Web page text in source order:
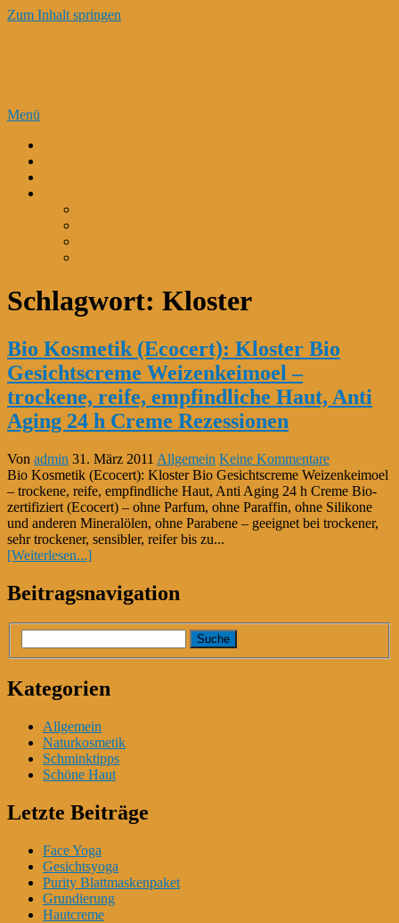
Zum Inhalt springen
Menü
Schlagwort: Kloster
Bio Kosmetik (Ecocert): Kloster Bio
Gesichtscreme Weizenkeimoel –
trockene, reife, empfindliche Haut, Anti
Aging 24 h Creme Rezessionen
Von admin 31. März 2011 Allgemein Keine Kommentare
Bio Kosmetik (Ecocert): Kloster Bio Gesichtscreme Weizenkeimoel
– trockene, reife, empfindliche Haut, Anti Aging 24 h Creme Bio-
zertifiziert (Ecocert) – ohne Parfum, ohne Paraffin, ohne Silikone
und anderen Mineralölen, ohne Parabene – geeignet bei trockener,
sehr trockener, sensibler, reifer bis zu...
[Weiterlesen...]
Beitragsnavigation
Kategorien
Allgemein
Naturkosmetik
Schminktipps
Schöne Haut
Letzte Beiträge
Face Yoga
Gesichtsyoga
Purity Blattmaskenpaket
Grundierung
Hautcreme